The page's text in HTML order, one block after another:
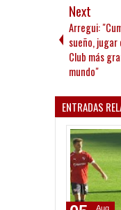
Next
Arregui:
sueño, jugar
Club más
mundo"
ENTRADAS
Aug